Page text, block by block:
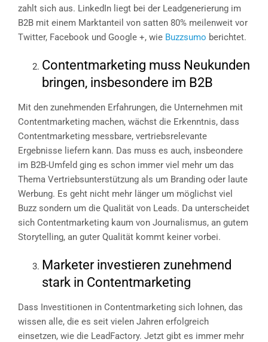
zahlt sich aus. LinkedIn liegt bei der Leadgenerierung im
B2B mit einem Marktanteil von satten 80% meilenweit vor
Twitter, Facebook und Google +, wie Buzzsumo berichtet.
Contentmarketing muss Neukunden
bringen, insbesondere im B2B
Mit den zunehmenden Erfahrungen, die Unternehmen mit
Contentmarketing machen, wächst die Erkenntnis, dass
Contentmarketing messbare, vertriebsrelevante
Ergebnisse liefern kann. Das muss es auch, insbeondere
im B2B-Umfeld ging es schon immer viel mehr um das
Thema Vertriebsunterstützung als um Branding oder laute
Werbung. Es geht nicht mehr länger um möglichst viel
Buzz sondern um die Qualität von Leads. Da unterscheidet
sich Contentmarketing kaum von Journalismus, an gutem
Storytelling, an guter Qualität kommt keiner vorbei.
Marketer investieren zunehmend
stark in Contentmarketing
Dass Investitionen in Contentmarketing sich lohnen, das
wissen alle, die es seit vielen Jahren erfolgreich
einsetzen, wie die LeadFactory. Jetzt gibt es immer mehr